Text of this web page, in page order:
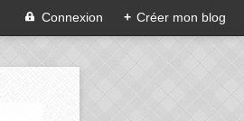
Connexion + Créer mon blog